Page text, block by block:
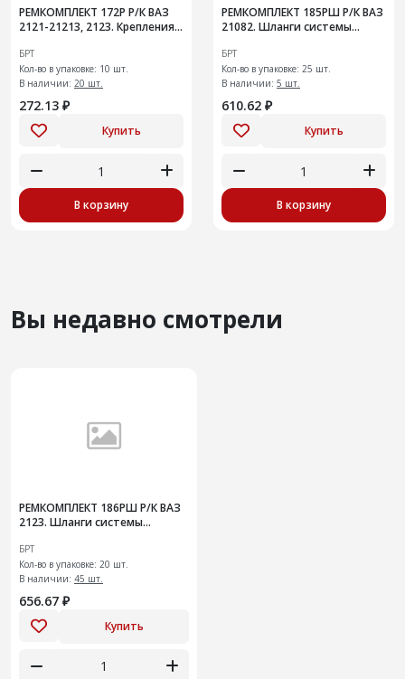
РЕМКОМПЛЕКТ 172Р Р/К ВАЗ
2121-21213, 2123. Крепления
БРТ
Кол-во в упаковке: 10 шт.
В наличии: 20 шт.
272.13 ₽
Купить
В корзину
РЕМКОМПЛЕКТ 185РШ Р/К ВАЗ
21082. Шланги системы
инжекторный двигатель
БРТ
Кол-во в упаковке: 25 шт.
В наличии: 5 шт.
610.62 ₽
Купить
В корзину
Вы недавно смотрели
РЕМКОМПЛЕКТ 186РШ Р/К ВАЗ
2123. Шланги системы
инжектор двиг.20шт+
БРТ
Кол-во в упаковке: 20 шт.
В наличии: 45 шт.
656.67 ₽
Купить